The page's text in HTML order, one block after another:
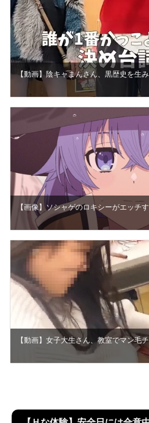
【動画】陰キャまんさん、黒歴史を生
【画像】ソシャゲのロキシーがエッチ
【動画】女子大生さん、教室でマン毛